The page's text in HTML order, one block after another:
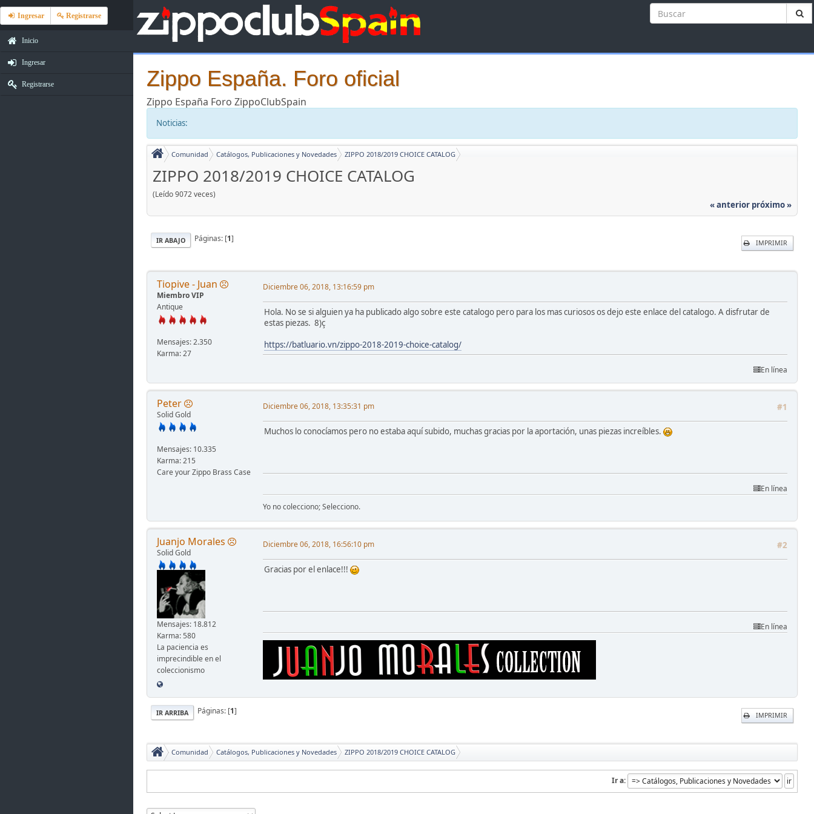
Ingresar Registrarse
Inicio
Ingresar
Registrarse Zippo España. Foro oficial
Zippo España Foro ZippoClubSpain
Noticias:
Comunidad Catálogos, Publicaciones y Novedades ZIPPO 2018/2019 CHOICE CATALOG
ZIPPO 2018/2019 CHOICE CATALOG
(Leído 9072 veces)
« anterior próximo »
IMPRIMIR
IR ABAJO Páginas: [1]
Tiopive - Juan
Miembro VIP
Antique
Mensajes: 2.350
Karma: 27
Diciembre 06, 2018, 13:16:59 pm
Hola. No se si alguien ya ha publicado algo sobre este catalogo pero para los mas curiosos os dejo este enlace del catalogo. A disfrutar de
estas piezas. 8)ç
https://batluario.vn/zippo-2018-2019-choice-catalog/
En línea
Peter
Solid Gold
Mensajes: 10.335
Karma: 215
Care your Zippo Brass Case
#1
Diciembre 06, 2018, 13:35:31 pm
Muchos lo conocíamos pero no estaba aquí subido, muchas gracias por la aportación, unas piezas increíbles.
En línea
Yo no colecciono; Selecciono.
Juanjo Morales
Solid Gold
Mensajes: 18.812
Karma: 580
La paciencia es
imprecindible en el
coleccionismo
#2
Diciembre 06, 2018, 16:56:10 pm
Gracias por el enlace!!!
En línea
IMPRIMIR
IR ARRIBA Páginas: [1]
Comunidad Catálogos, Publicaciones y Novedades ZIPPO 2018/2019 CHOICE CATALOG
Ir a: